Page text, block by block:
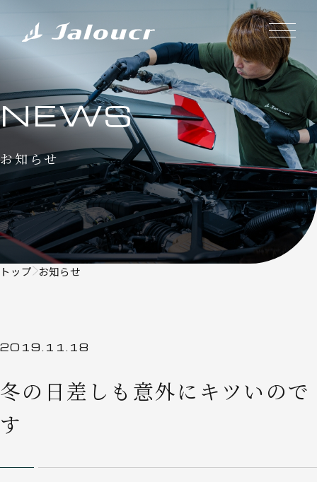
NEWS
お知らせ
トップ お知らせ
2019.11.18
冬の日差しも意外にキツいので
す